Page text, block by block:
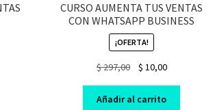
CURSO AUMENTA TUS VENTAS
CON WHATSAPP BUSINESS
¡OFERTA!
$297,00
Original
was:
$ 10,00Current
is:
Añadir al carrito